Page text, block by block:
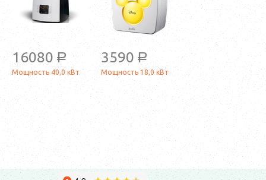
16080 a
Мощность 40,0 кВт
3590 a
Мощность 18,0 кВт